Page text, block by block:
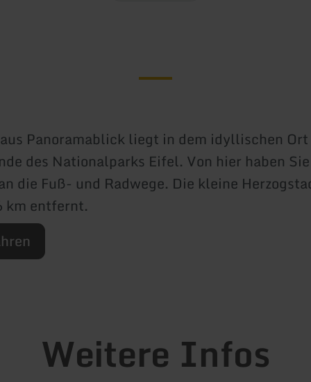
Panoramablick liegt in dem idyllischen
des Nationalparks Eifel. Von hier haben
die Fuß- und Radwege. Die kleine
km entfernt.
Weitere Infos